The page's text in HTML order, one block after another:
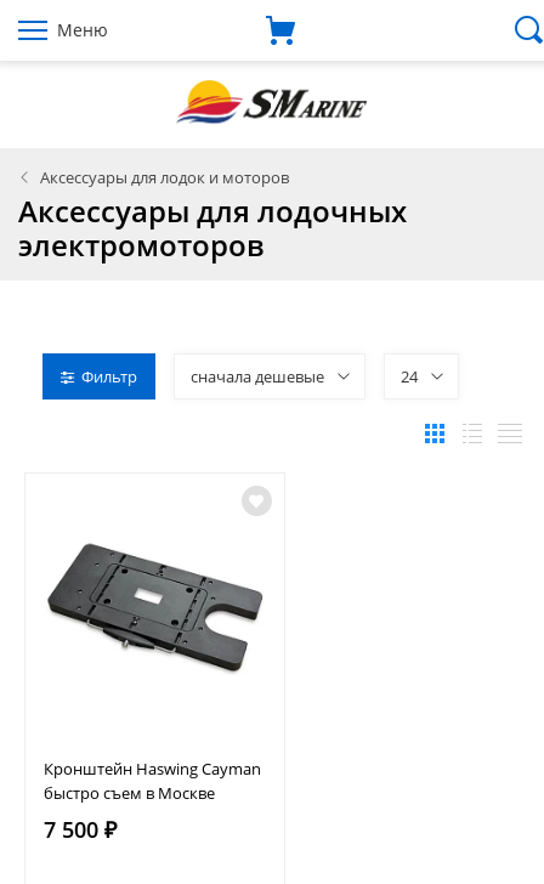
Меню
Аксессуары для лодок и моторов
Аксессуары для лодочных
электромоторов
Фильтр сначала дешевые 24
Кронштейн Haswing Cayman
быстро съем в Москве
7 500 ₽